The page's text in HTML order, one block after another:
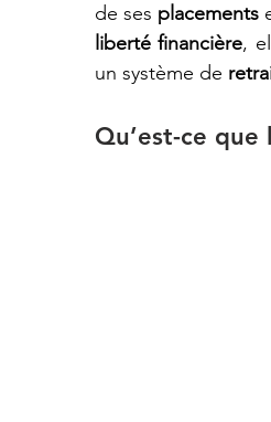
de ses placements
liberté financière,
un système de
Qu’est-ce que